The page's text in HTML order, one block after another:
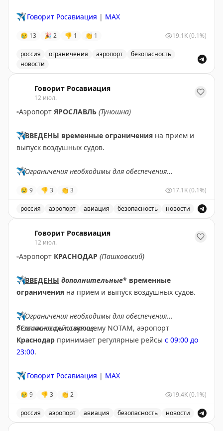
✈️ Говорит Росавиация | MAX
😢 13 🎉 2 👎 1 👏 1 19.1K(0.1%)
россия ограничения аэропорт
безопасность
новости
Говорит Росавиация
12 июл.
▫️Аэропорт ЯРОСЛАВЛЬ (Туношна)
✈️ВВЕДЕНЫ временные ограничения на прием и
выпуск воздушных судов.
✈️Ограничения необходимы для обеспечения
✈️ Говорит Росавиация|МАХ
😢 9 👎 3 👏 3 17.1K(0.1%)
россия аэропорт авиация безопасность новости
Говорит Росавиация
12 июл.
▫️Аэропорт КРАСНОДАР (Пашковский)
✈️ВВЕДЕНЫ дополнительные* временные
ограничения на прием и выпуск воздушных судов.
✈️Ограничения необходимы для обеспечения
безопасности полетов.
*Согласно действующему NOTAM, аэропорт
Краснодар принимает регулярные рейсы с 09:00 до
23:00.
✈️ Говорит Росавиация | MAX
😢 9 👎 3 👏 2 19.4K(0.1%)
россия аэропорт авиация безопасность новости